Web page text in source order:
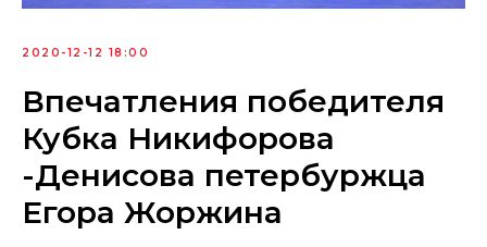
2020-12-12 18:00
Впечатления победителя
Кубка Никифорова
-Денисова петербуржца
Егора Жоржина